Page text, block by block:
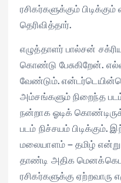
ரசிகர்களுக்கும்
தெரிவித்தார்.
எழுத்தாளர் பால்சன்
கொண்டு பேசுகிறேன்.
வேண்டும்.
அம்சங்களும் நிறைந்த
நன்றாக ஓடிக்
படம் நிச்சயம்
மலையாளம் – தமிழ்
தாண்டி அதிக
ரசிகர்களுக்கு ஏற்றவாரு